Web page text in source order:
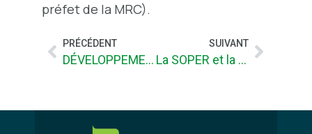
préfet de la MRC).
PRÉCÉDENT
DÉVELOPPEMENT DURABLE ET VITALISATION AU CENTRE DU BUDGET DE LA MRC
SUIVANT
La SOPER et la MRC de Rimouski-Neigette remportent un prix national pour ses investissements